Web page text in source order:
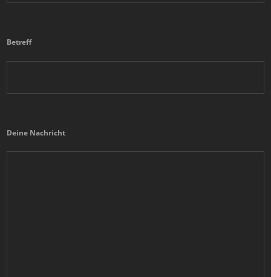
Betreff
Deine Nachricht